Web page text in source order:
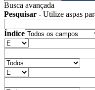
Busca avançada
Pesquisar - Utilize aspas
Índice